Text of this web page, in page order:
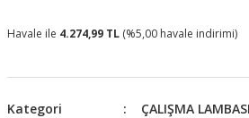
Havale ile 4.274,99 TL (%5,00 havale indirimi)
Kategori
ÇALIŞMA LAMBASI